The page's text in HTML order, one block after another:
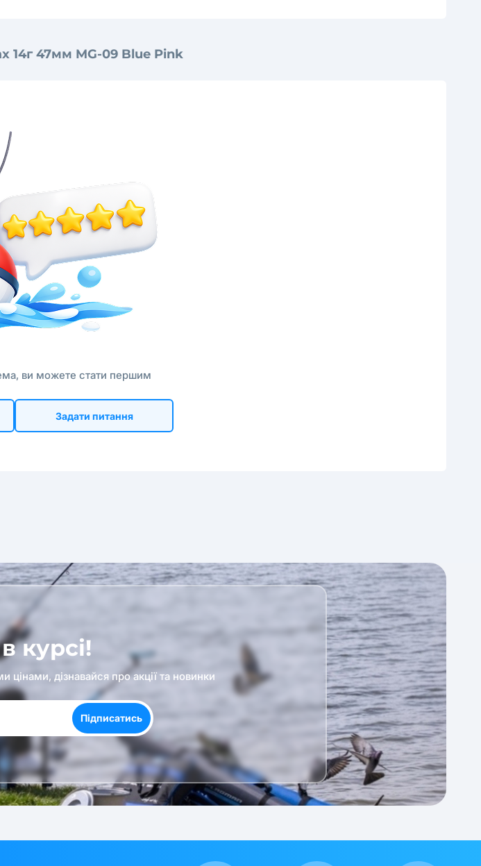
14г 47мм MG-09 Blue Pink
ви можете стати першим
Задати питання
курсі!
дізнавайся про акції та новинки
Підписатись